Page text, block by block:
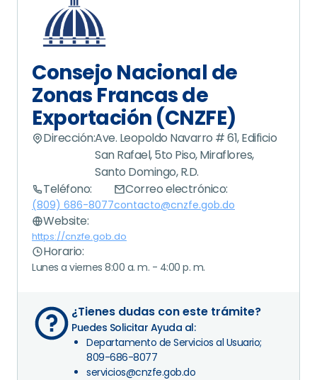
Consejo Nacional de
Zonas Francas de
Exportación (CNZFE)
Dirección:Ave. Leopoldo Navarro # 61, Edificio
San Rafael, 5to Piso, Miraflores,
Santo Domingo, R.D.
Teléfono:
(809) 686-8077
Correo electrónico:
contacto@cnzfe.gob.do
Website:
https://cnzfe.gob.do
Horario:
Lunes a viernes 8:00 a. m. - 4:00 p. m.
¿Tienes dudas con este trámite?
Puedes Solicitar Ayuda al:
Departamento de Servicios al Usuario;
809-686-8077
servicios@cnzfe.gob.do